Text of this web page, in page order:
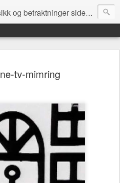
og betraktninger siden 2008
tv-mimring